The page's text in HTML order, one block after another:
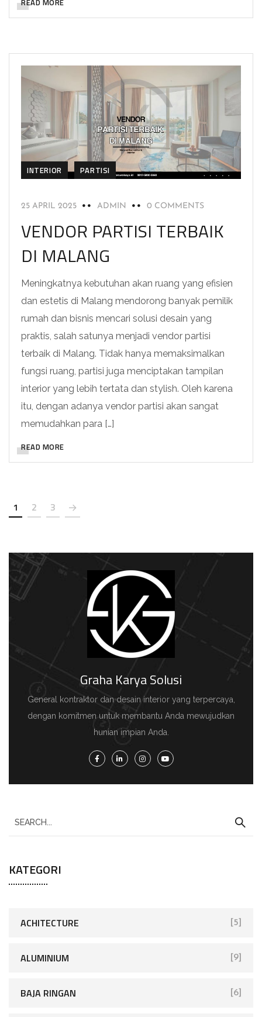
READ MORE
INTERIOR PARTISI
25 APRIL 2025 ADMIN 0 COMMENTS
VENDOR PARTISI TERBAIK
DI MALANG
Meningkatnya kebutuhan akan ruang yang efisien
dan estetis di Malang mendorong banyak pemilik
rumah dan bisnis mencari solusi desain yang
praktis, salah satunya menjadi vendor partisi
terbaik di Malang. Tidak hanya memaksimalkan
fungsi ruang, partisi juga menciptakan tampilan
interior yang lebih tertata dan stylish. Oleh karena
itu, dengan adanya vendor partisi akan sangat
memudahkan para […]
READ MORE
1 2 3
Graha Karya Solusi
General kontraktor dan desain interior yang terpercaya,
dengan komitmen untuk membantu Anda mewujudkan
hunian impian Anda.
KATEGORI
ACHITECTURE [5]
ALUMINIUM [9]
BAJA RINGAN [6]